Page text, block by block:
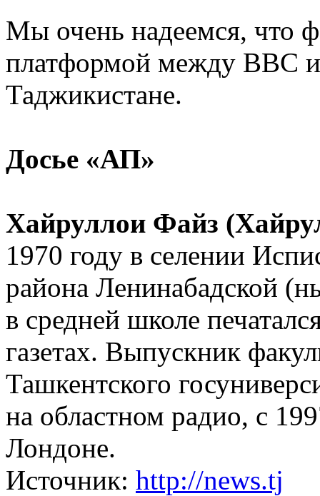
Мы очень надеемся, что
платформой между ВВС и
Таджикистане.
Досье «АП»
Хайруллои Файз
1970 году в селении
района Ленинабадской
в средней школе
газетах. Выпускник
Ташкентского
на областном радио, с
Лондоне.
Источник: http://news.tj